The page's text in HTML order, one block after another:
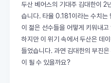
두산 베어스의 기대주 김대한이 2
습니다. 타율 0.181이라는 수치는
이 젊은 선수들을 어떻게 키워내
하지만 이 위기 속에서 두산은 데
들었습니다. 과연 김대한의 부진
이 될 수 있을까요?